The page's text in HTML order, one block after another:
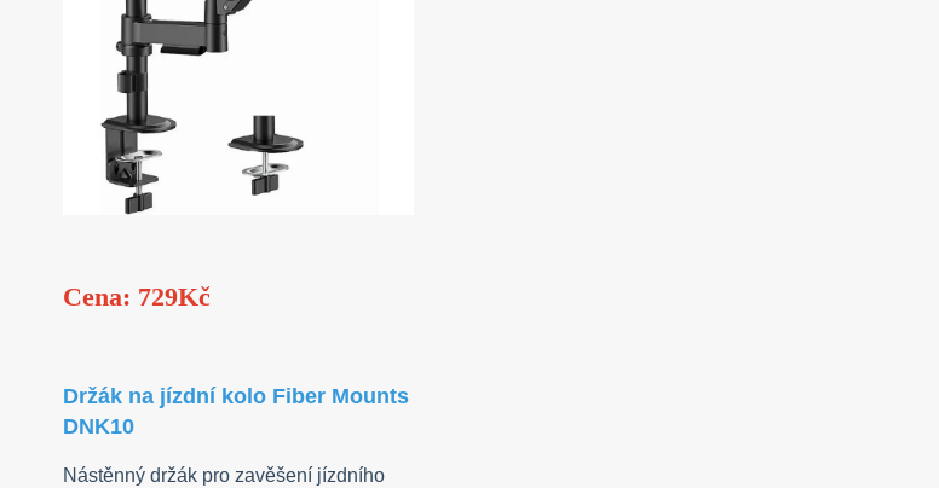
Cena: 729Kč
Držák na jízdní kolo Fiber Mounts
DNK10
Nástěnný držák pro zavěšení jízdního